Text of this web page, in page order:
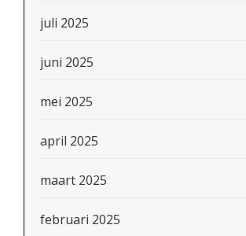
juli 2025
juni 2025
mei 2025
april 2025
maart 2025
februari 2025